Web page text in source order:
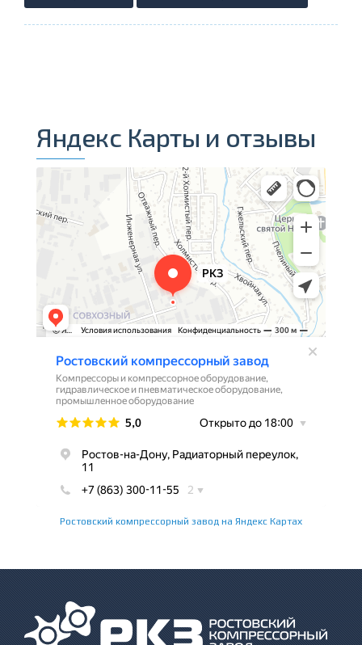
Яндекс Карты и отзывы
Ростовский компрессорный завод на Яндекс Картах